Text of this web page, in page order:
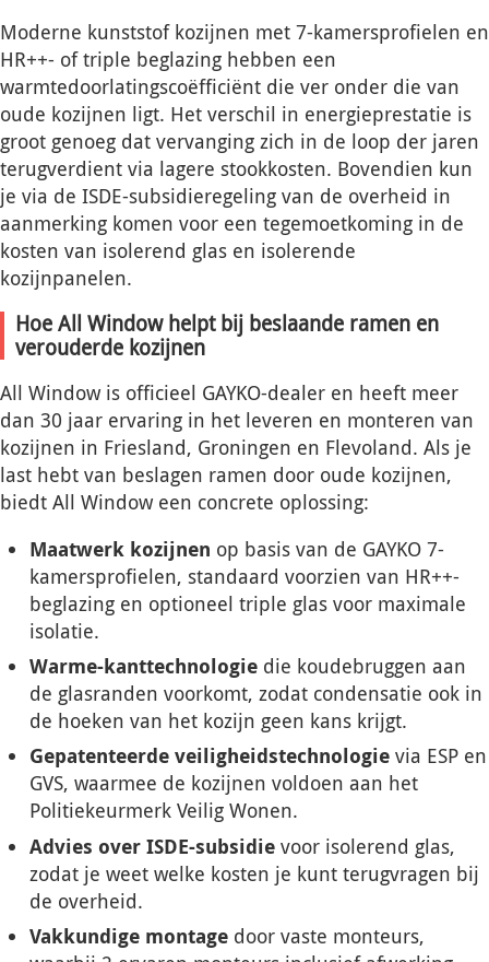
Moderne kunststof kozijnen met 7-kamersprofielen en
HR++- of triple beglazing hebben een
warmtedoorlatingscoëfficiënt die ver onder die van
oude kozijnen ligt. Het verschil in energieprestatie is
groot genoeg dat vervanging zich in de loop der jaren
terugverdient via lagere stookkosten. Bovendien kun
je via de ISDE-subsidieregeling van de overheid in
aanmerking komen voor een tegemoetkoming in de
kosten van isolerend glas en isolerende
kozijnpanelen.
Hoe All Window helpt bij beslaande ramen en
verouderde kozijnen
All Window is officieel GAYKO-dealer en heeft meer
dan 30 jaar ervaring in het leveren en monteren van
kozijnen in Friesland, Groningen en Flevoland. Als je
last hebt van beslagen ramen door oude kozijnen,
biedt All Window een concrete oplossing:
Maatwerk kozijnen op basis van de GAYKO 7-
kamersprofielen, standaard voorzien van HR++-
beglazing en optioneel triple glas voor maximale
isolatie.
Warme-kanttechnologie die koudebruggen aan
de glasranden voorkomt, zodat condensatie ook in
de hoeken van het kozijn geen kans krijgt.
Gepatenteerde veiligheidstechnologie via ESP en
GVS, waarmee de kozijnen voldoen aan het
Politiekeurmerk Veilig Wonen.
Advies over ISDE-subsidie voor isolerend glas,
zodat je weet welke kosten je kunt terugvragen bij
de overheid.
Vakkundige montage door vaste monteurs,